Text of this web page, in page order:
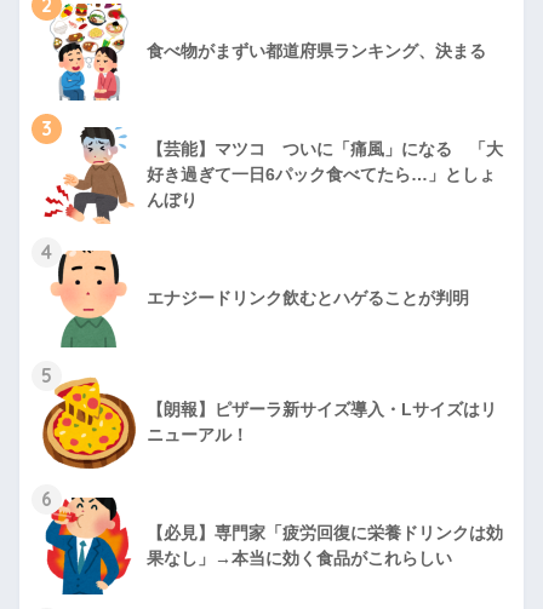
2
食べ物がまずい都道府県ランキング、決まる
3
【芸能】マツコ ついに「痛風」になる 「大
好き過ぎて一日6パック食べてたら…」としょ
んぼり
4
エナジードリンク飲むとハゲることが判明
5
【朗報】ピザーラ新サイズ導入・Lサイズはリ
ニューアル！
6
【必見】専門家「疲労回復に栄養ドリンクは効
果なし」→本当に効く食品がこれらしい